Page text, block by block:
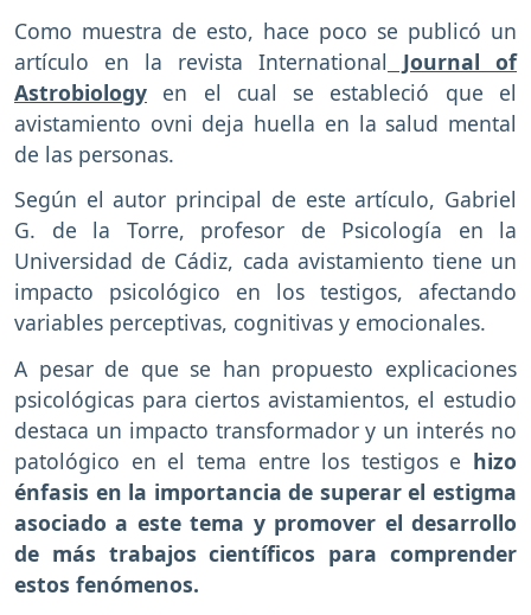
Como muestra de esto, hace poco se publicó un
artículo en la revista International Journal of
Astrobiology en el cual se estableció que el
avistamiento ovni deja huella en la salud mental
de las personas.
Según el autor principal de este artículo, Gabriel
G. de la Torre, profesor de Psicología en la
Universidad de Cádiz, cada avistamiento tiene un
impacto psicológico en los testigos, afectando
variables perceptivas, cognitivas y emocionales.
A pesar de que se han propuesto explicaciones
psicológicas para ciertos avistamientos, el estudio
destaca un impacto transformador y un interés no
patológico en el tema entre los testigos e hizo
énfasis en la importancia de superar el estigma
asociado a este tema y promover el desarrollo
de más trabajos científicos para comprender
estos fenómenos.